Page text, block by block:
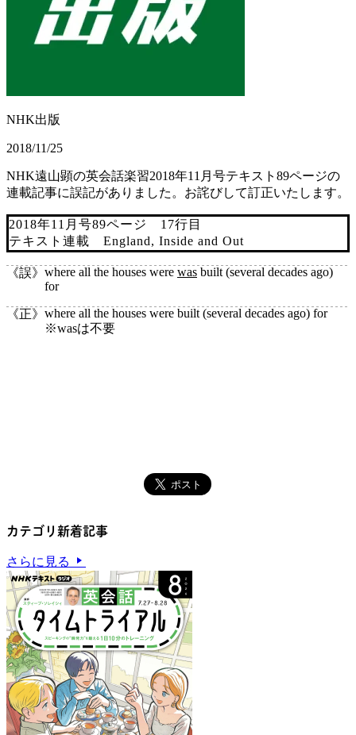
NHK出版
2018/11/25
NHK遠山顕の英会話楽習2018年11月号テキスト89ページの
連載記事に誤記がありました。お詫びして訂正いたします。
2018年11月号89ページ 17行目
テキスト連載 England, Inside and Out
《誤》 where all the houses were was built (several decades ago)
for
《正》 where all the houses were built (several decades ago) for
※wasは不要
カテゴリ新着記事
さらに見る